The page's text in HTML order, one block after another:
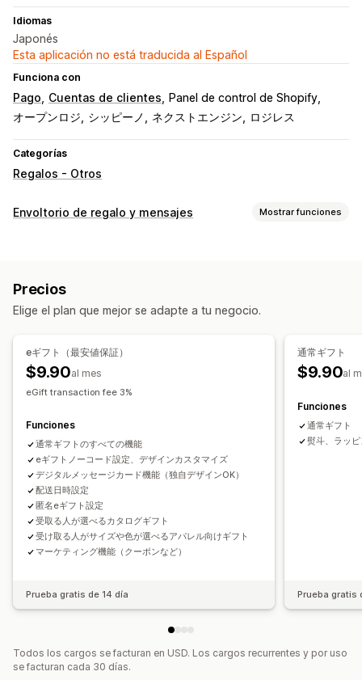
Idiomas
Japonés
Esta aplicación no está traducida al Español
Funciona con
Pago Cuentas de clientes
Panel de control de Shopify
オープンロジ
シッピーノ ネクストエンジン ロジレス
Categorías
Regalos - Otros
Envoltorio de regalo y mensajes Mostrar funciones
Mensajes de regalo
Notificaciones de correo electrónico
Widget de regalos
Precios
Elige el plan que mejor se adapte a tu negocio.
eギフト（最安値保証）
$9.90al mes
eGift transaction fee 3%
Funciones
通常ギフトのすべての機能
eギフトノーコード設定、デザインカスタマイズ
デジタルメッセージカード機能（独自デザインOK）
配送日時設定
匿名eギフト設定
受取る人が選べるカタログギフト
受け取る人がサイズや色が選べるアパレル向けギフト
マーケティング機能（クーポンなど）
Prueba gratis de 14 día
通常ギフト
$9.90al
Funciones
通常ギフト
熨斗、ラッ
Prueba gratis
Todos los cargos se facturan en USD. Los cargos recurrentes y por uso
se facturan cada 30 días.